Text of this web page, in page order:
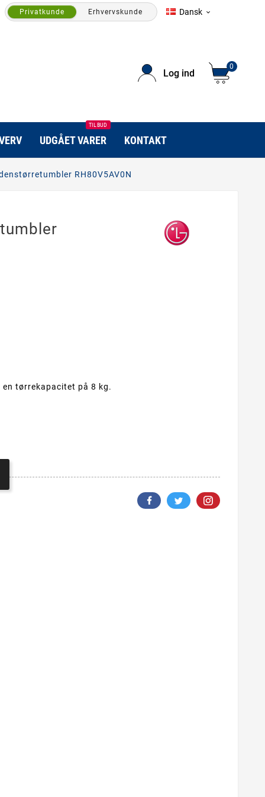
Privatkunde Erhvervskunde Dansk 
Log ind
0
UDGÅET VARER
TILBUD
KONTAKT
RH80V5AV0N
tørrekapacitet på 8 kg.